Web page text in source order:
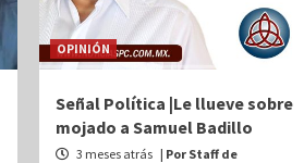
OPINIÓN
Señal Política |Le llueve sobre
mojado a Samuel Badillo
3 meses atrás | Por Staff de